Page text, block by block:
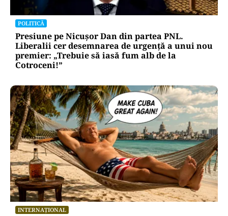
POLITICĂ
Presiune pe Nicușor Dan din partea PNL.
Liberalii cer desemnarea de urgență a unui nou
premier: „Trebuie să iasă fum alb de la
Cotroceni!”
INTERNAȚIONAL